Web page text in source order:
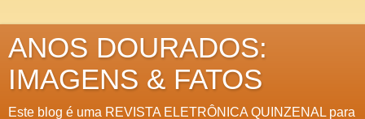
ANOS DOURADOS:
IMAGENS & FATOS
Este blog é uma REVISTA ELETRÔNICA QUINZENAL para